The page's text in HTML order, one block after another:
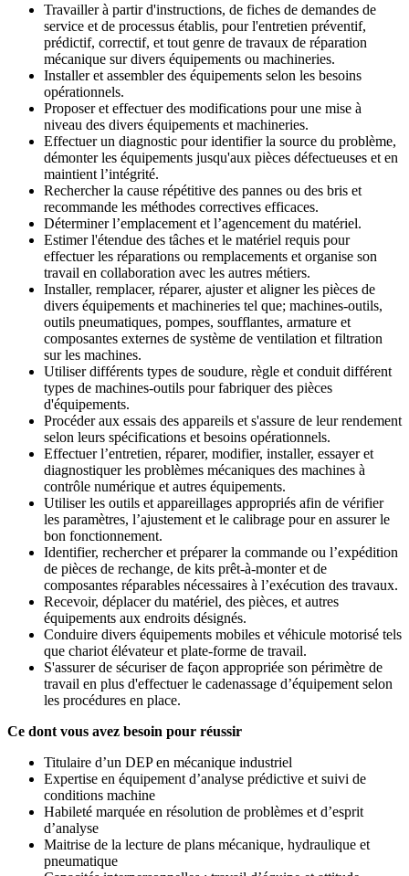
Travailler à partir d'instructions, de fiches de demandes de
service et de processus établis, pour l'entretien préventif,
prédictif, correctif, et tout genre de travaux de réparation
mécanique sur divers équipements ou machineries.
Installer et assembler des équipements selon les besoins
opérationnels.
Proposer et effectuer des modifications pour une mise à
niveau des divers équipements et machineries.
Effectuer un diagnostic pour identifier la source du problème,
démonter les équipements jusqu'aux pièces défectueuses et en
maintient l’intégrité.
Rechercher la cause répétitive des pannes ou des bris et
recommande les méthodes correctives efficaces.
Déterminer l’emplacement et l’agencement du matériel.
Estimer l'étendue des tâches et le matériel requis pour
effectuer les réparations ou remplacements et organise son
travail en collaboration avec les autres métiers.
Installer, remplacer, réparer, ajuster et aligner les pièces de
divers équipements et machineries tel que; machines-outils,
outils pneumatiques, pompes, soufflantes, armature et
composantes externes de système de ventilation et filtration
sur les machines.
Utiliser différents types de soudure, règle et conduit différent
types de machines-outils pour fabriquer des pièces
d'équipements.
Procéder aux essais des appareils et s'assure de leur rendement
selon leurs spécifications et besoins opérationnels.
Effectuer l’entretien, réparer, modifier, installer, essayer et
diagnostiquer les problèmes mécaniques des machines à
contrôle numérique et autres équipements.
Utiliser les outils et appareillages appropriés afin de vérifier
les paramètres, l’ajustement et le calibrage pour en assurer le
bon fonctionnement.
Identifier, rechercher et préparer la commande ou l’expédition
de pièces de rechange, de kits prêt-à-monter et de
composantes réparables nécessaires à l’exécution des travaux.
Recevoir, déplacer du matériel, des pièces, et autres
équipements aux endroits désignés.
Conduire divers équipements mobiles et véhicule motorisé tels
que chariot élévateur et plate-forme de travail.
S'assurer de sécuriser de façon appropriée son périmètre de
travail en plus d'effectuer le cadenassage d’équipement selon
les procédures en place.
Ce dont vous avez besoin pour réussir
Titulaire d’un DEP en mécanique industriel
Expertise en équipement d’analyse prédictive et suivi de
conditions machine
Habileté marquée en résolution de problèmes et d’esprit
d’analyse
Maitrise de la lecture de plans mécanique, hydraulique et
pneumatique